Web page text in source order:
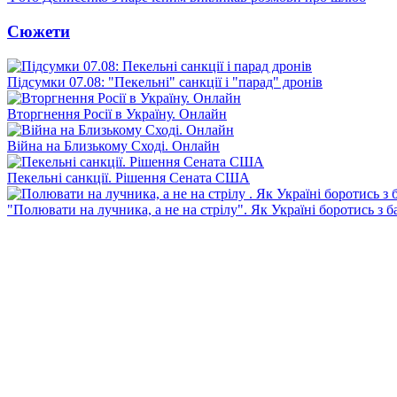
Сюжети
Підсумки 07.08: "Пекельні" санкції і "парад" дронів
Вторгнення Росії в Україну. Онлайн
Війна на Близькому Сході. Онлайн
Пекельні санкції. Рішення Сената США
"Полювати на лучника, а не на стрілу". Як Україні боротись з